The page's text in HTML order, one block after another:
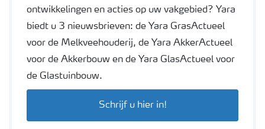
ontwikkelingen en acties op uw vakgebied? Yara
biedt u 3 nieuwsbrieven: de Yara GrasActueel
voor de Melkveehouderij, de Yara AkkerActueel
voor de Akkerbouw en de Yara GlasActueel voor
de Glastuinbouw.
Schrijf u hier in!